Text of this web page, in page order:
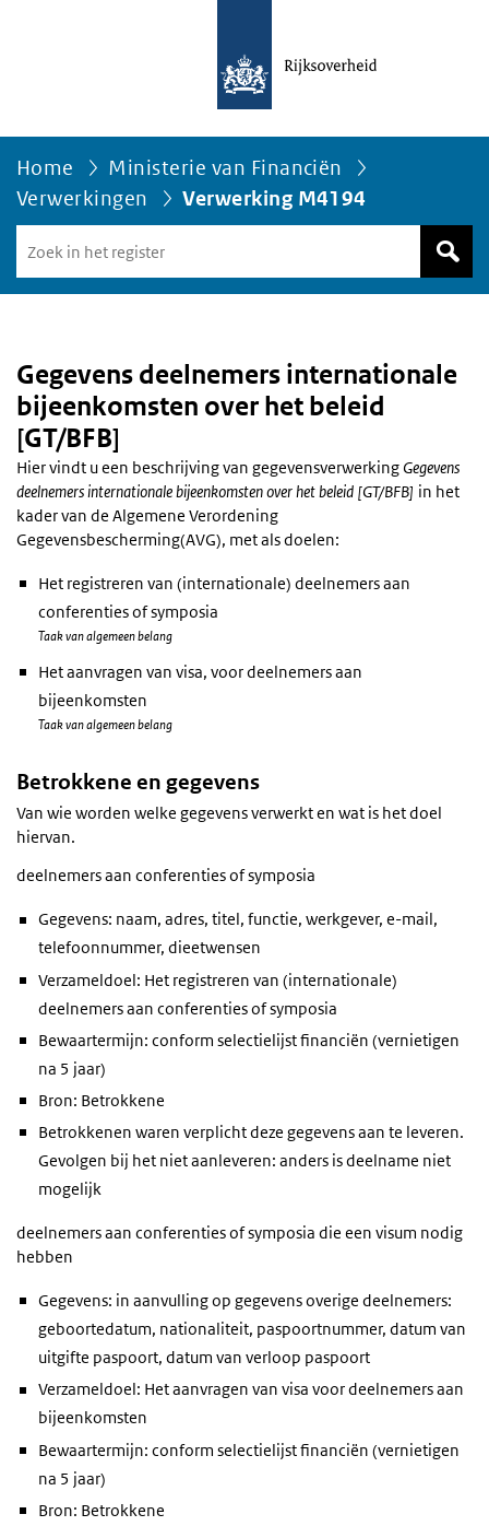
Home
Ministerie van Financiën
Verwerkingen
Verwerking M4194
in
het
Gegevens deelnemers internationale
bijeenkomsten over het beleid
[GT/BFB]
Hier vindt u een beschrijving van gegevensverwerking Gegevens
deelnemers internationale bijeenkomsten over het beleid [GT/BFB] in het
kader van de Algemene Verordening
Gegevensbescherming(AVG), met als doelen:
Het registreren van (internationale) deelnemers aan
conferenties of symposia
Taak van algemeen belang
Het aanvragen van visa, voor deelnemers aan
bijeenkomsten
Taak van algemeen belang
Betrokkene en gegevens
Van wie worden welke gegevens verwerkt en wat is het doel
hiervan.
deelnemers aan conferenties of symposia
Gegevens: naam, adres, titel, functie, werkgever, e-mail,
telefoonnummer, dieetwensen
Verzameldoel: Het registreren van (internationale)
deelnemers aan conferenties of symposia
Bewaartermijn: conform selectielijst financiën (vernietigen
na 5 jaar)
Bron: Betrokkene
Betrokkenen waren verplicht deze gegevens aan te leveren.
Gevolgen bij het niet aanleveren: anders is deelname niet
mogelijk
deelnemers aan conferenties of symposia die een visum nodig
hebben
Gegevens: in aanvulling op gegevens overige deelnemers:
geboortedatum, nationaliteit, paspoortnummer, datum van
uitgifte paspoort, datum van verloop paspoort
Verzameldoel: Het aanvragen van visa voor deelnemers aan
bijeenkomsten
Bewaartermijn: conform selectielijst financiën (vernietigen
na 5 jaar)
Bron: Betrokkene